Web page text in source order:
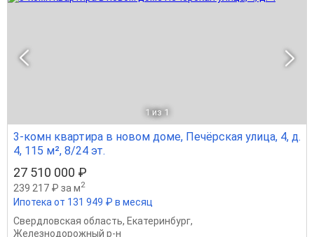
1 из 1
3-комн квартира в новом доме, Печёрская улица, 4, д.
4, 115 м², 8/24 эт.
27 510 000 ₽
239 217 ₽ за м2
Ипотека от 131 949 ₽ в месяц
Свердловская область, Екатеринбург,
Железнодорожный р-н